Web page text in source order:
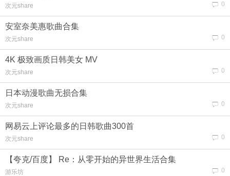
次元share 0
安室奈美惠歌曲合集
次元share 0
4K 极致画质日韩美女 MV
次元share 0
日本动漫歌曲无损合集
次元share 0
网易云上评论最多的日韩歌曲300首
次元share 0
【夸克/百度】 Re：从零开始的异世界生活合集
游乐坊 0